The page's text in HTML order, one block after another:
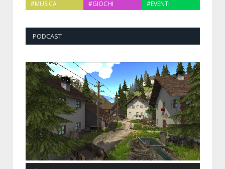
#MUSICA
#GIOCHI #EVENTI
PODCAST